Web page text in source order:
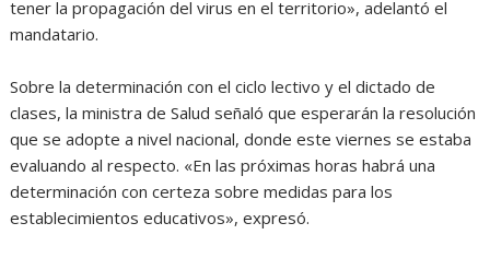
tener la propagación del virus en el territorio», adelantó el
mandatario.
Sobre la determinación con el ciclo lectivo y el dictado de
clases, la ministra de Salud señaló que esperarán la resolución
que se adopte a nivel nacional, donde este viernes se estaba
evaluando al respecto. «En las próximas horas habrá una
determinación con certeza sobre medidas para los
establecimientos educativos», expresó.